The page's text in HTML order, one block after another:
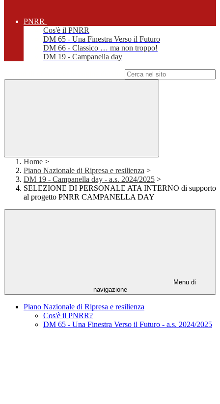
PNRR
Cos'è il PNRR
DM 65 - Una Finestra Verso il Futuro
DM 66 - Classico … ma non troppo!
DM 19 - Campanella day
Home >
Piano Nazionale di Ripresa e resilienza >
DM 19 - Campanella day - a.s. 2024/2025 >
SELEZIONE DI PERSONALE ATA INTERNO di supporto
al progetto PNRR CAMPANELLA DAY
Menu di
navigazione
Piano Nazionale di Ripresa e resilienza
Cos'è il PNRR?
DM 65 - Una Finestra Verso il Futuro - a.s. 2024/2025